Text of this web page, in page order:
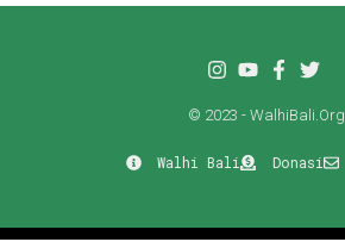
© 2023 - WalhiBali.Org
Walhi Bali Donasi